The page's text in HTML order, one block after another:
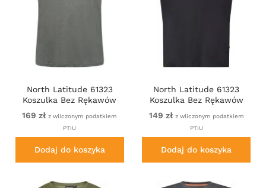
North Latitude 61323
Koszulka Bez Rękawów
Slub Ciemny Przydymiony
Zielony
169 zł z wliczonym podatkiem
PTiU
Dodaj do koszyka
North Latitude 61323
Koszulka Bez Rękawów
Slub Czarny
149 zł z wliczonym podatkiem
PTiU
Dodaj do koszyka